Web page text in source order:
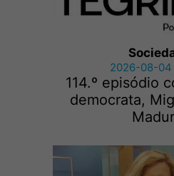
2026-08-04
114.º episódio
democrata,